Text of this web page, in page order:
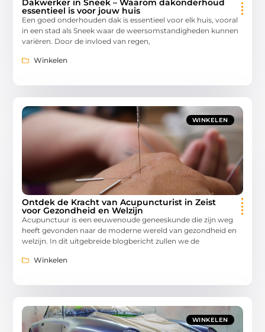
Dakwerker in Sneek – Waarom dakonderhoud
essentieel is voor jouw huis
Een goed onderhouden dak is essentieel voor elk huis, vooral
in een stad als Sneek waar de weersomstandigheden kunnen
variëren. Door de invloed van regen,
Winkelen
WINKELEN
Ontdek de Kracht van Acupuncturist in Zeist
voor Gezondheid en Welzijn
Acupunctuur is een eeuwenoude geneeskunde die zijn weg
heeft gevonden naar de moderne wereld van gezondheid en
welzijn. In dit uitgebreide blogbericht zullen we de
Winkelen
WINKELEN